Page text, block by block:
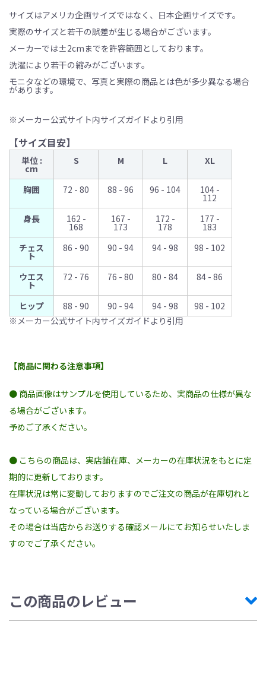
サイズはアメリカ企画サイズではなく、日本企画サイズです。
実際のサイズと若干の誤差が生じる場合がございます。
メーカーでは±2cmまでを許容範囲としております。
洗濯により若干の縮みがございます。
モニタなどの環境で、写真と実際の商品とは色が多少異なる場合
があります。
※メーカー公式サイト内サイズガイドより引用
【サイズ目安】
単位 :
cm
S M L XL
胸囲 72 - 80 88 - 96 96 - 104 104 -
112
身長
162 -
168
167 -
173
172 -
178
177 -
183
チェス
ト
86 - 90 90 - 94 94 - 98 98 - 102
ウエス
ト
72 - 76 76 - 80 80 - 84 84 - 86
ヒップ 88 - 90 90 - 94 94 - 98
98 - 102
※メーカー公式サイト内サイズガイドより引用
【商品に関わる注意事項】
● 商品画像はサンプルを使用しているため、実商品の仕様が異な
る場合がございます。
予めご了承ください。
● こちらの商品は、実店舗在庫、メーカーの在庫状況をもとに定
期的に更新しております。
在庫状況は常に変動しておりますのでご注文の商品が在庫切れと
なっている場合がございます。
その場合は当店からお送りする確認メールにてお知らせいたしま
すのでご了承ください。
この商品のレビュー